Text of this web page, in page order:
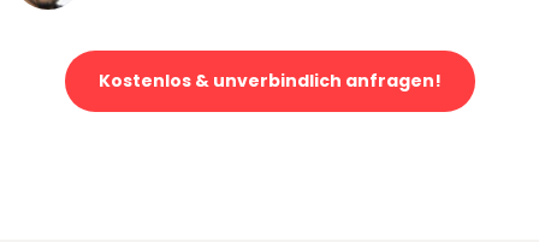
Kostenlos & unverbindlich anfragen!